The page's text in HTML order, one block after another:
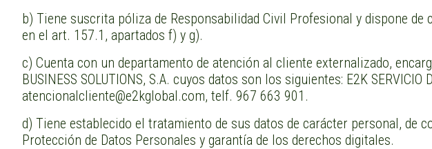
b) Tiene suscrita póliza de Responsabilidad Civil Profesional y dispone
en el art. 157.1, apartados f) y g).
c) Cuenta con un departamento de atención al cliente externalizado,
BUSINESS SOLUTIONS, S.A. cuyos datos son los siguientes: E2K
atencionalcliente@e2kglobal.com, telf. 967 663 901.
d) Tiene establecido el tratamiento de sus datos de carácter personal, de
Protección de Datos Personales y garantía de los derechos digitales.